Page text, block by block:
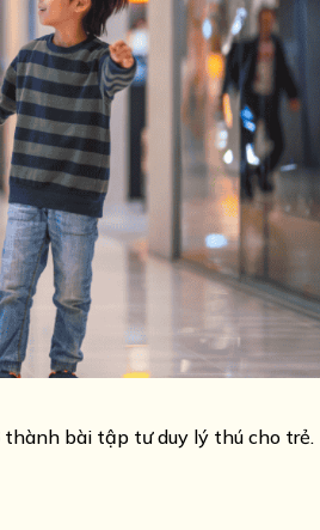
bài tập tư duy lý thú cho trẻ.